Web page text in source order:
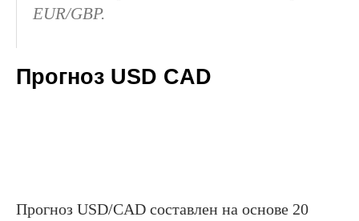
EUR/GBP.
Прогноз USD CAD
Прогноз USD/CAD составлен на основе 20